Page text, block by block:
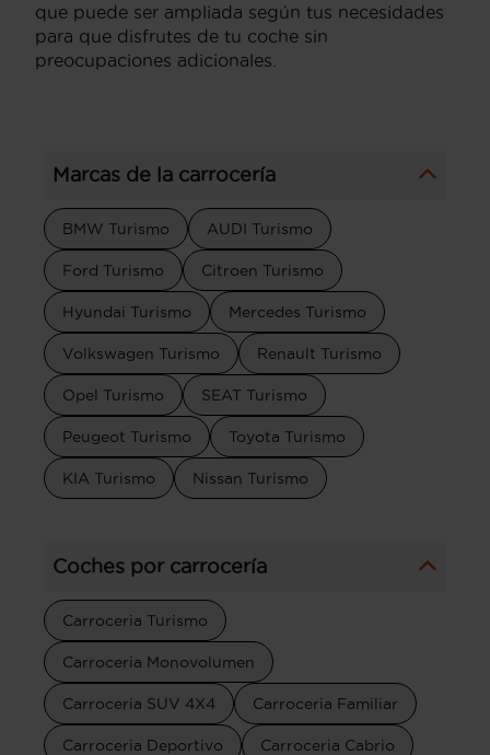
que puede ser ampliada según tus necesidades
para que disfrutes de tu coche sin
preocupaciones adicionales.
Marcas de la carrocería
BMW Turismo AUDI Turismo
Ford Turismo Citroen Turismo
Hyundai Turismo Mercedes Turismo
Volkswagen Turismo Renault Turismo
Opel Turismo SEAT Turismo
Peugeot Turismo Toyota Turismo
KIA Turismo Nissan Turismo
Coches por carrocería
Carroceria Turismo
Carroceria Monovolumen
Carroceria SUV 4X4 Carroceria Familiar
Carroceria Deportivo Carroceria Cabrio